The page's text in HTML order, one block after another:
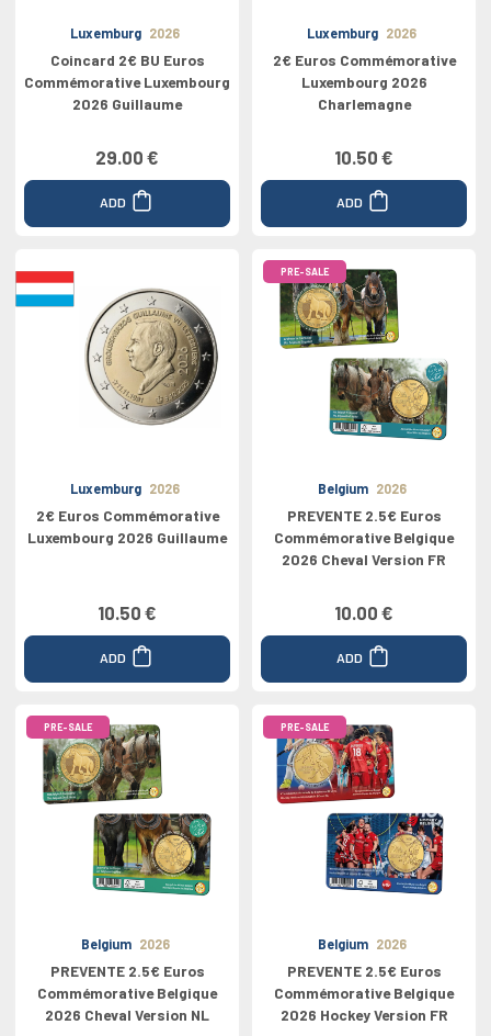
Luxemburg 2026
Coincard 2€ BU Euros
Commémorative Luxembourg
2026 Guillaume
29.00 €
ADD
Luxemburg 2026
2€ Euros Commémorative
Luxembourg 2026
Charlemagne
10.50 €
ADD
Luxemburg 2026
2€ Euros Commémorative
Luxembourg 2026 Guillaume
10.50 €
ADD
PRE-SALE
Belgium 2026
PREVENTE 2.5€ Euros
Commémorative Belgique
2026 Cheval Version FR
10.00 €
ADD
PRE-SALE
Belgium 2026
PREVENTE 2.5€ Euros
Commémorative Belgique
2026 Cheval Version NL
PRE-SALE
Belgium 2026
PREVENTE 2.5€ Euros
Commémorative Belgique
2026 Hockey Version FR